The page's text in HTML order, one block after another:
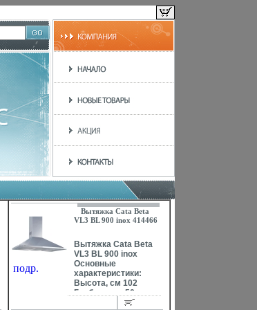
подр.
Вытяжка Cata Beta
VL3 BL 900 inox 414466
Вытяжка Cata Beta
VL3 BL 900 inox
Основные
характеристики:
Высота, см 102
Глубина, см 50